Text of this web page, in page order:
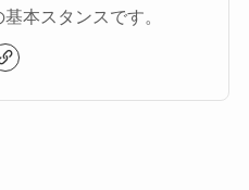
本スタンスです。